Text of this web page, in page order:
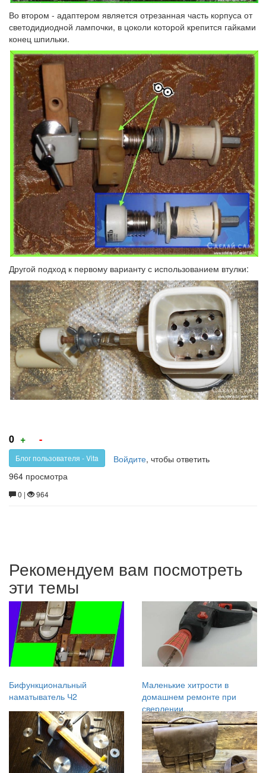
Во втором - адаптером является отрезанная часть корпуса от
светодидиодной лампочки, в цоколи которой крепится гайками
конец шпильки.
Другой подход к первому варианту с использованием втулки:
0 +
за!
-
против!
Блог пользователя - Vita Войдите, чтобы ответить
964 просмотра
0 | 964
Рекомендуем вам посмотреть
эти темы
Бифункциональный
наматыватель Ч2
Маленькие хитрости в
домашнем ремонте при
сверлении...